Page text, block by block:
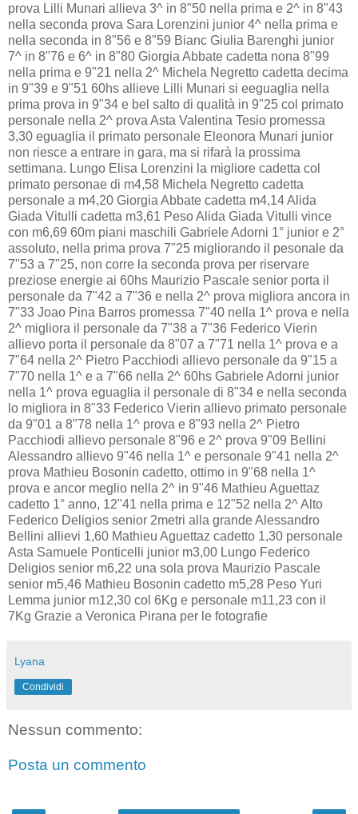
prova Lilli Munari allieva 3^ in 8"50 nella prima e 2^ in 8"43
nella seconda prova Sara Lorenzini junior 4^ nella prima e
nella seconda in 8"56 e 8"59 Bianc Giulia Barenghi junior
7^ in 8"76 e 6^ in 8"80 Giorgia Abbate cadetta nona 8"99
nella prima e 9"21 nella 2^ Michela Negretto cadetta decima
in 9"39 e 9"51 60hs allieve Lilli Munari si eeguaglia nella
prima prova in 9"34 e bel salto di qualità in 9"25 col primato
personale nella 2^ prova Asta Valentina Tesio promessa
3,30 eguaglia il primato personale Eleonora Munari junior
non riesce a entrare in gara, ma si rifarà la prossima
settimana. Lungo Elisa Lorenzini la migliore cadetta col
primato personae di m4,58 Michela Negretto cadetta
personale a m4,20 Giorgia Abbate cadetta m4,14 Alida
Giada Vitulli cadetta m3,61 Peso Alida Giada Vitulli vince
con m6,69 60m piani maschili Gabriele Adorni 1° junior e 2°
assoluto, nella prima prova 7"25 migliorando il pesonale da
7"53 a 7"25, non corre la seconda prova per riservare
preziose energie ai 60hs Maurizio Pascale senior porta il
personale da 7"42 a 7"36 e nella 2^ prova migliora ancora in
7"33 Joao Pina Barros promessa 7"40 nella 1^ prova e nella
2^ migliora il personale da 7"38 a 7"36 Federico Vierin
allievo porta il personale da 8"07 a 7"71 nella 1^ prova e a
7"64 nella 2^ Pietro Pacchiodi allievo personale da 9"15 a
7"70 nella 1^ e a 7"66 nella 2^ 60hs Gabriele Adorni junior
nella 1^ prova eguaglia il personale di 8"34 e nella seconda
lo migliora in 8"33 Federico Vierin allievo primato personale
da 9"01 a 8"78 nella 1^ prova e 8"93 nella 2^ Pietro
Pacchiodi allievo personale 8"96 e 2^ prova 9"09 Bellini
Alessandro allievo 9"46 nella 1^ e personale 9"41 nella 2^
prova Mathieu Bosonin cadetto, ottimo in 9"68 nella 1^
prova e ancor meglio nella 2^ in 9"46 Mathieu Aguettaz
cadetto 1° anno, 12"41 nella prima e 12"52 nella 2^ Alto
Federico Deligios senior 2metri alla grande Alessandro
Bellini allievi 1,60 Mathieu Aguettaz cadetto 1,30 personale
Asta Samuele Ponticelli junior m3,00 Lungo Federico
Deligios senior m6,22 una sola prova Maurizio Pascale
senior m5,46 Mathieu Bosonin cadetto m5,28 Peso Yuri
Lemma junior m12,30 col 6Kg e personale m11,23 con il
7Kg Grazie a Veronica Pirana per le fotografie
Lyana
Condividi
Nessun commento:
Posta un commento